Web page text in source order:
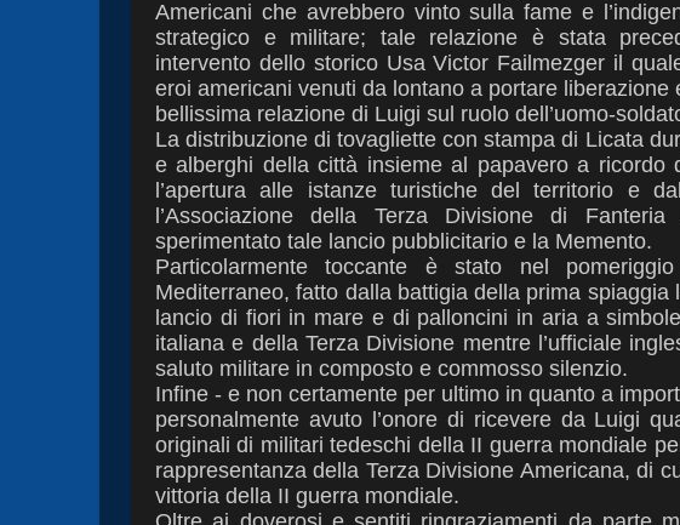
Americani che avrebbero vinto sulla fame e
strategico e militare; tale relazione è stata
intervento dello storico Usa Victor Failmezger il
eroi americani venuti da lontano a portare liberazione
bellissima relazione di Luigi sul ruolo dell’uomo-
La distribuzione di tovagliette con stampa di Licata
e alberghi della città insieme al papavero a ricordo
l’apertura alle istanze turistiche del territorio e
l’Associazione della Terza Divisione di
sperimentato tale lancio pubblicitario e la Memento.
Particolarmente toccante è stato nel
Mediterraneo, fatto dalla battigia della prima spiaggia
lancio di fiori in mare e di palloncini in aria a
italiana e della Terza Divisione mentre l’ufficiale
saluto militare in composto e commosso silenzio.
Infine - e non certamente per ultimo in quanto a
personalmente avuto l’onore di ricevere da Luigi
originali di militari tedeschi della II guerra mondiale
rappresentanza della Terza Divisione Americana, di
vittoria della II guerra mondiale.